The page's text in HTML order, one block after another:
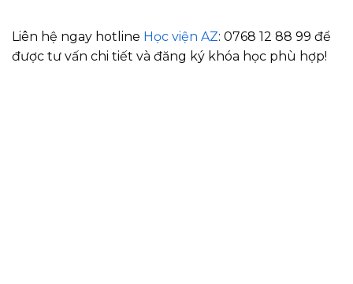
Liên hệ ngay hotline Học viện AZ: 0768 12 88 99 để
được tư vấn chi tiết và đăng ký khóa học phù hợp!